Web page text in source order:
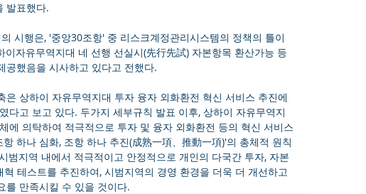
발표했다.
시행은, '중앙30조항' 중 리스크계정관리시스템의 정책의 틀이
자유무역지대 네 선행 선실시(先行先試) 자본항목 환산가능 등
공했음을 시사하고 있다고 전했다.
은 상하이 자유무역지대 투자 융자 외화환전 혁신 서비스 추진에
다고 보고 있다. 두가지 세부규칙 발표 이후, 상하이 자유무역지
에 의탁하여 적극적으로 투자 및 융자 외화환전 등의 혁신 서비스
하나 심화, 조항 하나 추진(成熟一項、推動一項)'의 총체적 원칙
범지역 내에서 적극적이고 안정적으로 개인의 다국간 투자, 자본
테스트를 추진하여, 시범지역의 경영 환경을 더욱 더 개선하고
를 만족시킬 수 있을 것이다.